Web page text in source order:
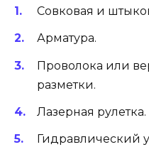
Совковая и
Арматура.
Проволока или
разметки.
Лазерная рулетка.
Гидравлический